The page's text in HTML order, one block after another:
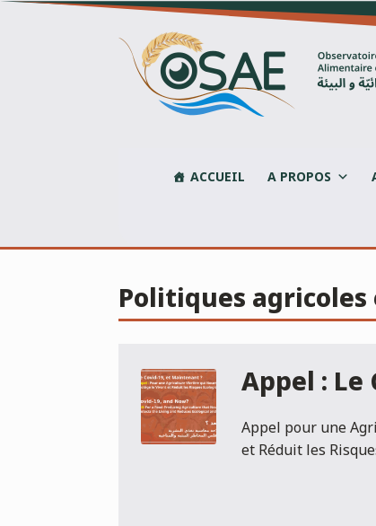
Skip
ACCUEIL A PROPOS
Politiques
Appel :
Appel pour une
et Réduit les